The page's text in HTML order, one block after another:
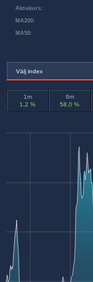
Aktiekurs:
MA50:
MA200:
Välj index
1m
1,2 %
6m
58,0 %